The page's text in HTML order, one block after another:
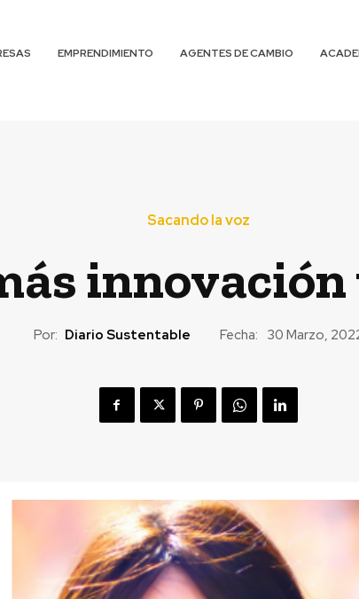
EMPRENDIMIENTO AGENTES DE CAMBIO
Sacando la voz
Por: Diario Sustentable Fecha: 30 Marzo,